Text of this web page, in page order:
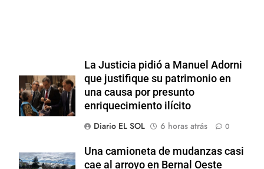
La Justicia pidió a Manuel Adorni
que justifique su patrimonio en
una causa por presunto
enriquecimiento ilícito
Diario EL SOL
6 horas atrás 0
Una camioneta de mudanzas casi
cae al arroyo en Bernal Oeste